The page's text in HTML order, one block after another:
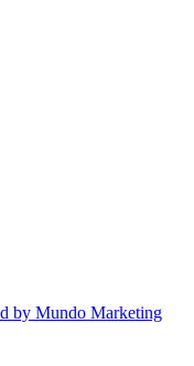
by Mundo Marketing